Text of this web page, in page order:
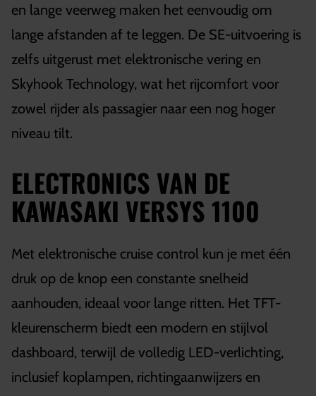
en lange veerweg maken het eenvoudig om
lange afstanden af te leggen. De SE-uitvoering is
zelfs uitgerust met elektronische vering en
Skyhook Technology, wat het rijcomfort voor
zowel rijder als passagier naar een nog hoger
niveau tilt.
ELECTRONICS VAN DE
KAWASAKI VERSYS 1100
Met elektronische cruise control kun je met één
druk op de knop een constante snelheid
aanhouden, ideaal voor lange ritten. Het TFT-
kleurenscherm biedt een modern en stijlvol
dashboard, terwijl de volledig LED-verlichting,
inclusief koplampen, richtingaanwijzers en